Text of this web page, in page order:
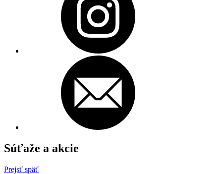
Súťaže a akcie
Prejsť späť